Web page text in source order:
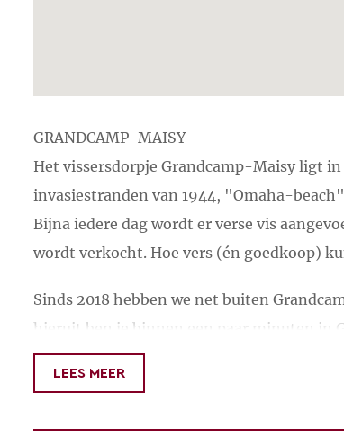
GRANDCAMP-MAISY
Het vissersdorpje Grandcamp-Maisy ligt
invasiestranden van 1944, "Omaha-
Bijna iedere dag wordt er verse vis
wordt verkocht. Hoe vers (én goedkoop)
Sinds 2018 hebben we net buiten
hieruit ben je binnen een paar minuten in
en strand. In het dorp bevinden zich alle
LEES MEER